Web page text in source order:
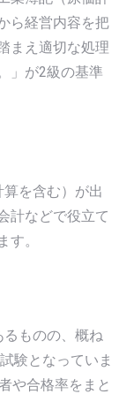
ら経営内容を把
まえ適切な処理
」が2級の基準
を含む）が出
計などで役立て
す。
ものの、概ね
験となっていま
や合格率をまと